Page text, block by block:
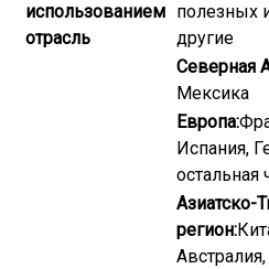
использованием
отрасль
полезных
другие
Северная
Мексика
Европа:
Испания,
остальная
Азиатско-
регион: